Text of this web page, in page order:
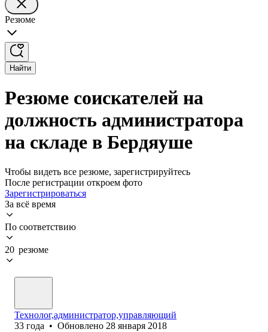
Резюме
Найти
Резюме соискателей на
должность администратора
на складе в Бердяуше
Чтобы видеть все резюме, зарегистрируйтесь
После регистрации откроем фото
Зарегистрироваться
За всё время
По соответствию
20 резюме
Технолог,администратор,управляющий
33 года • Обновлено 28 января 2018